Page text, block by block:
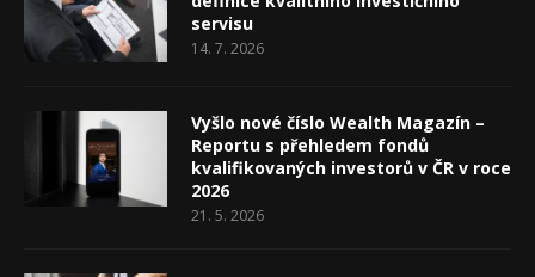
servisu
14. 7. 2026
Vyšlo nové číslo Wealth Magazín –
Reportu s přehledem fondů
kvalifikovaných investorů v ČR v roce
2026
21. 5. 2026